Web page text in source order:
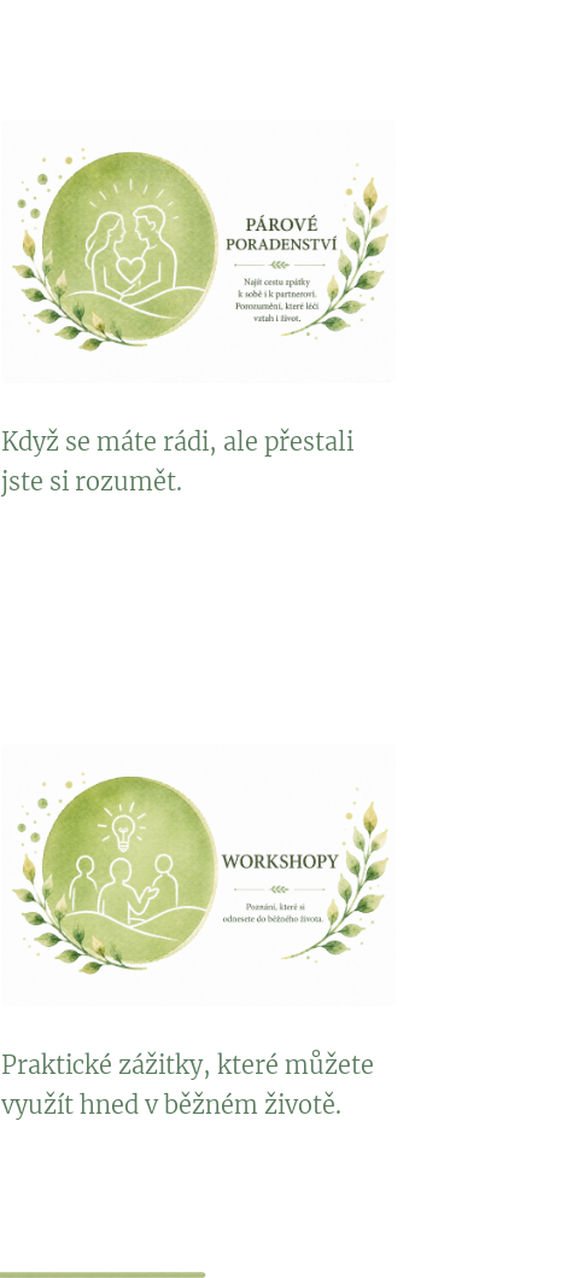
Když se máte rádi, ale přestali
jste si rozumět.
Praktické zážitky, které můžete
využít hned v běžném životě.